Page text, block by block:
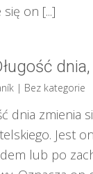
się on [...]
| Bez kategorie
dnia zmienia
Jest
lub po